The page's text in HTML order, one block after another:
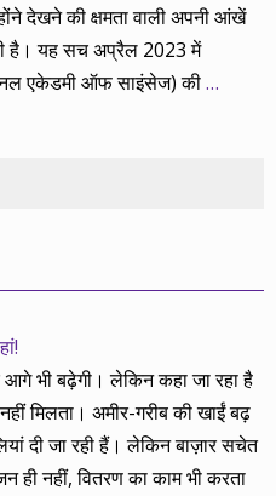
देखने की क्षमता वाली अपनी आंखें
है। यह सच अप्रैल 2023 में
एकेडमी ऑफ साइंसेज) की…
आगे भी बढ़ेगी। लेकिन कहा जा रहा है
मिलता। अमीर-गरीब की खाईं बढ़
दी जा रही हैं। लेकिन बाज़ार सचेत
नहीं, वितरण का काम भी करता